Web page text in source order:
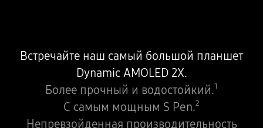
Встречайте наш самый большой планшет
Dynamic AMOLED 2X.
Более прочный и водостойкий.1
С самым мощным S Pen.2
Непревзойденная производительность